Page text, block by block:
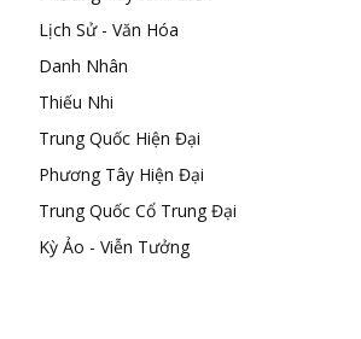
Lịch Sử - Văn Hóa
Danh Nhân
Thiếu Nhi
Trung Quốc Hiện Đại
Phương Tây Hiện Đại
Trung Quốc Cổ Trung Đại
Kỳ Ảo - Viễn Tưởng